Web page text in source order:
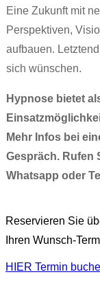
Eine Zukunft mit
Perspektiven,
aufbauen.
sich wünschen.
Hypnose bietet
Mehr Infos bei
Gespräch. Rufen
Whatsapp oder
Reservieren Sie
Ihren Wunsch-
HIER Termin